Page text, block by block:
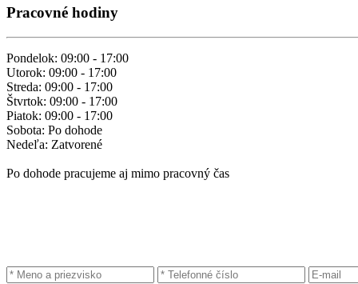
Pracovné hodiny
Pondelok: 09:00 - 17:00
Utorok: 09:00 - 17:00
Streda: 09:00 - 17:00
Štvrtok: 09:00 - 17:00
Piatok: 09:00 - 17:00
Sobota: Po dohode
Nedeľa: Zatvorené
Po dohode pracujeme aj mimo pracovný čas